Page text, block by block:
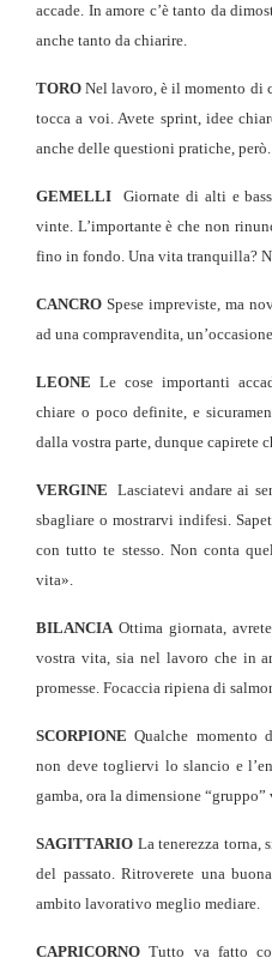
accade. In amore c’è tanto da
anche tanto da chiarire.
TORO Nel lavoro, è il momento di
tocca a voi. Avete sprint, idee
anche delle questioni pratiche, però.
GEMELLI Giornate di alti e
vinte. L’importante è che non
fino in fondo. Una vita tranquilla?
CANCRO Spese impreviste, ma
ad una compravendita,
LEONE Le cose importanti
chiare o poco definite, e
dalla vostra parte, dunque capirete
VERGINE Lasciatevi andare ai
sbagliare o mostrarvi indifesi.
con tutto te stesso. Non conta
vita».
BILANCIAOttima giornata,
vostra vita, sia nel lavoro che in
promesse. Focaccia ripiena di
SCORPIONE Qualche momento
non deve togliervi lo slancio e
gamba, ora la dimensione
SAGITTARIO La tenerezza torna,
del passato. Ritroverete una
ambito lavorativo meglio mediare.
CAPRICORNO Tutto va fatto